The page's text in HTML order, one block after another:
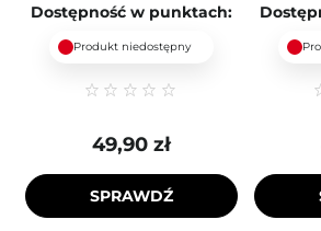
Dostępność w punktach:
Produkt niedostępny
49,90 zł
SPRAWDŹ